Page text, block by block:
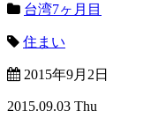
台湾7ヶ月目
住まい
2015年9月2日
2015.09.03 Thu